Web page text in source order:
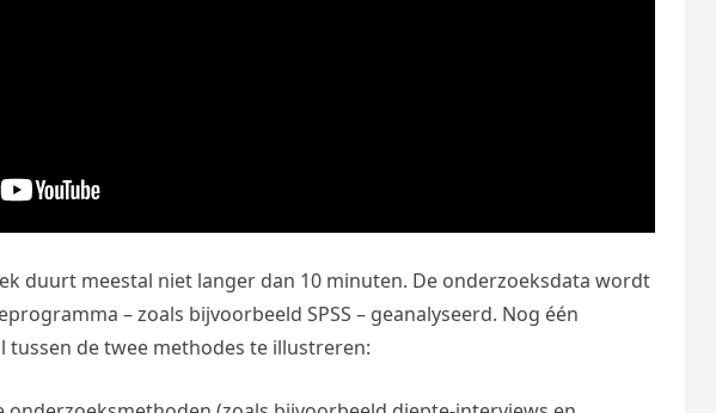
duurt meestal niet langer dan 10 minuten. De onderzoeksdata wordt
– zoals bijvoorbeeld SPSS – geanalyseerd. Nog één
tussen de twee methodes te illustreren: